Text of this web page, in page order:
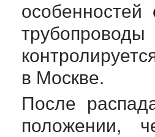
в Москве.
После
положении,